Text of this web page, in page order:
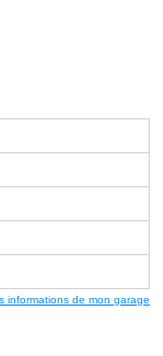
informations de mon garage